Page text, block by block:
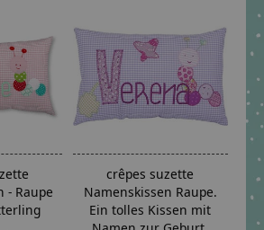
- Raupe
crêpes suzette
Namenskissen Raupe.
Ein tolles Kissen mit